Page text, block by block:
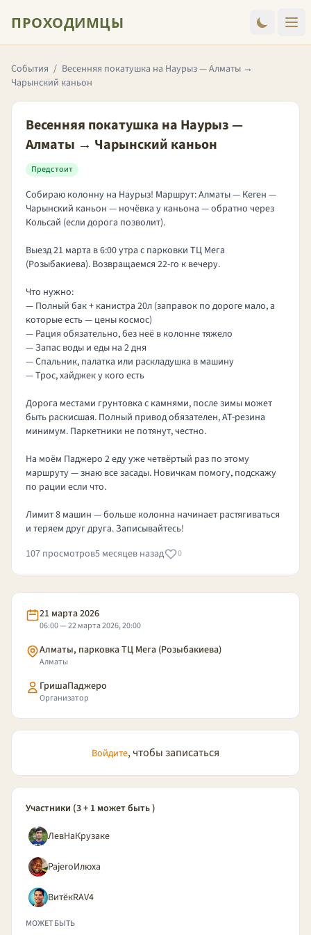
ПРОХОДИМЦЫ
События / Весенняя покатушка на Наурыз — Алматы →
Чарынский каньон
Весенняя покатушка на Наурыз —
Алматы → Чарынский каньон
Предстоит
Собираю колонну на Наурыз! Маршрут: Алматы — Кеген —
Чарынский каньон — ночёвка у каньона — обратно через
Кольсай (если дорога позволит).
Выезд 21 марта в 6:00 утра с парковки ТЦ Мега
(Розыбакиева). Возвращаемся 22-го к вечеру.
Что нужно:
— Полный бак + канистра 20л (заправок по дороге мало, а
которые есть — цены космос)
— Рация обязательно, без неё в колонне тяжело
— Запас воды и еды на 2 дня
— Спальник, палатка или раскладушка в машину
— Трос, хайджек у кого есть
Дорога местами грунтовка с камнями, после зимы может
быть раскисшая. Полный привод обязателен, AT-резина
минимум. Паркетники не потянут, честно.
На моём Паджеро 2 еду уже четвёртый раз по этому
маршруту — знаю все засады. Новичкам помогу, подскажу
по рации если что.
Лимит 8 машин — больше колонна начинает растягиваться
и теряем друг друга. Записывайтесь!
107 просмотров5 месяцев назад 0
21 марта 2026
06:00 — 22 марта 2026, 20:00
Алматы, парковка ТЦ Мега (Розыбакиева)
Алматы
ГришаПаджеро
Организатор
Войдите, чтобы записаться
Участники (3 + 1 может быть )
ЛевНаКрузаке
PajeroИлюха
ВитёкRAV4
МОЖЕТ БЫТЬ